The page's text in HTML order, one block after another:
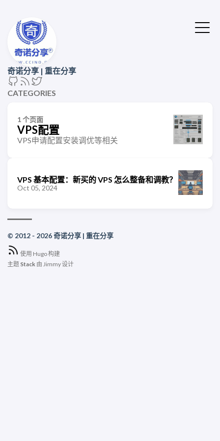
奇诺分享 | 重在分享
CATEGORIES
1 个页面
VPS配置
VPS申请配置安装调优等相关
VPS 基本配置：新买的 VPS 怎么整备和调教？
Oct 05, 2024
© 2012 - 2026 奇诺分享 | 重在分享
使用 Hugo构建
主题 Stack 由 Jimmy设计